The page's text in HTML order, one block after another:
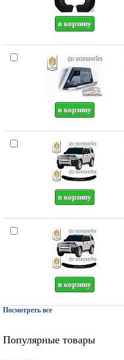
Посмотреть все
Популярные товары